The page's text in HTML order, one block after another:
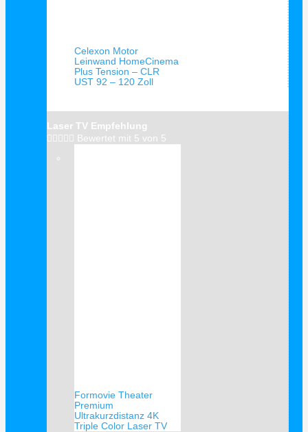
Celexon Motor
Leinwand HomeCinema
Plus Tension – CLR
UST 92 – 120 Zoll
Laser TV Empfehlung
     Bewertet mit 5 von 5
Formovie Theater
Premium
Ultrakurzdistanz 4K
Triple Color Laser TV